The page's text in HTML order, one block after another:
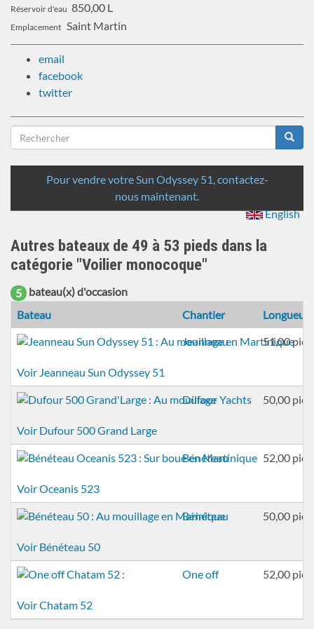
Réservoir d'eau 850,00 L
Emplacement Saint Martin
email
facebook
twitter
Formulaire
de
recherchePour vendre votre Sun Odyssey 51, contactez-
nous maintenant.
English
Autres bateaux de 49 à 53 pieds dans la
catégorie "Voilier monocoque"
5 bateau(x) d'occasion
Bateau
Chantier Longueur
Voir Jeanneau Sun Odyssey 51
Jeanneau 51,00
Voir Dufour 500 Grand Large
Dufour Yachts 50,00
Voir Oceanis 523
Bénéteau 52,00
Voir Bénéteau 50
Bénéteau 50,00
Voir Chatam 52
One off 52,00